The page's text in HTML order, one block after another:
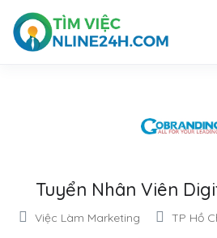
Tuyển Nhân Viên
Việc Làm Marketing TP Hồ